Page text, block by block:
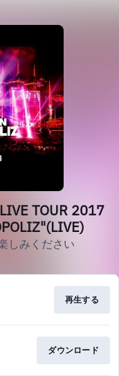
TOUR 2017
しみください
再生する
ダウンロード